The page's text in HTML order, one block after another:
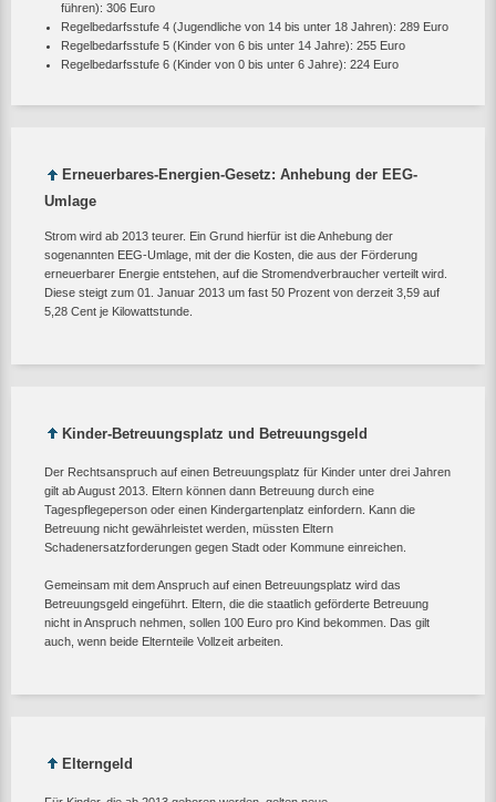
führen): 306 Euro
Regelbedarfsstufe 4 (Jugendliche von 14 bis unter 18 Jahren): 289 Euro
Regelbedarfsstufe 5 (Kinder von 6 bis unter 14 Jahre): 255 Euro
Regelbedarfsstufe 6 (Kinder von 0 bis unter 6 Jahre): 224 Euro
Erneuerbares-Energien-Gesetz: Anhebung der EEG-
Umlage
Strom wird ab 2013 teurer. Ein Grund hierfür ist die Anhebung der
sogenannten EEG-Umlage, mit der die Kosten, die aus der Förderung
erneuerbarer Energie entstehen, auf die Stromendverbraucher verteilt wird.
Diese steigt zum 01. Januar 2013 um fast 50 Prozent von derzeit 3,59 auf
5,28 Cent je Kilowattstunde.
Kinder-Betreuungsplatz und Betreuungsgeld
Der Rechtsanspruch auf einen Betreuungsplatz für Kinder unter drei Jahren
gilt ab August 2013. Eltern können dann Betreuung durch eine
Tagespflegeperson oder einen Kindergartenplatz einfordern. Kann die
Betreuung nicht gewährleistet werden, müssten Eltern
Schadenersatzforderungen gegen Stadt oder Kommune einreichen.
Gemeinsam mit dem Anspruch auf einen Betreuungsplatz wird das
Betreuungsgeld eingeführt. Eltern, die die staatlich geförderte Betreuung
nicht in Anspruch nehmen, sollen 100 Euro pro Kind bekommen. Das gilt
auch, wenn beide Elternteile Vollzeit arbeiten.
Elterngeld